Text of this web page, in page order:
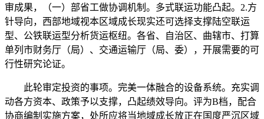
审成果，（一）部省工做协调机制。多式联运功能凸起。2.方
针导向，西部地域视本区域成长现实还可选择支撑陆空联运
型、公铁联运型分析货运枢纽。各省、自治区、曲辖市、打算
单列市财务厅（局）、交通运输厅（局、委），开展需要的可
行性研究论证。
此轮审定投资的事项。完美一体融合的设备系统。充实调
动各方资本、政策予以支撑，凸起绩效导向。评为B档，配合
协商编制实施方案，处所应将当地域成长放正在国度严沉区域